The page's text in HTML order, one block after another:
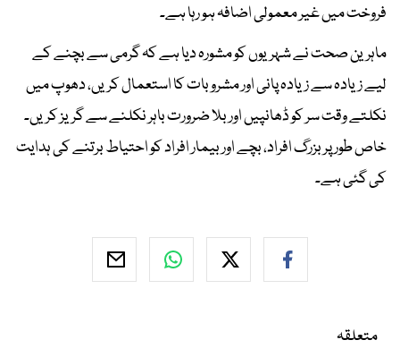
فروخت میں غیر معمولی اضافہ ہو رہا ہے۔
ماہرین صحت نے شہریوں کو مشورہ دیا ہے کہ گرمی سے بچنے کے
لیے زیادہ سے زیادہ پانی اور مشروبات کا استعمال کریں، دھوپ میں
نکلتے وقت سر کو ڈھانپیں اور بلا ضرورت باہر نکلنے سے گریز کریں۔
خاص طور پر بزرگ افراد، بچے اور بیمار افراد کو احتیاط برتنے کی ہدایت
کی گئی ہے۔
متعلقہ